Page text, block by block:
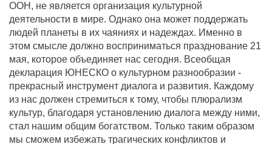
ООН, не является организация культурной
деятельности в мире. Однако она может поддержать
людей планеты в их чаяниях и надеждах. Именно в
этом смысле должно восприниматься празднование 21
мая, которое объединяет нас сегодня. Всеобщая
декларация ЮНЕСКО о культурном разнообразии -
прекрасный инструмент диалога и развития. Каждому
из нас должен стремиться к тому, чтобы плюрализм
культур, благодаря установлению диалога между ними,
стал нашим общим богатством. Только таким образом
мы сможем избежать трагических конфликтов и